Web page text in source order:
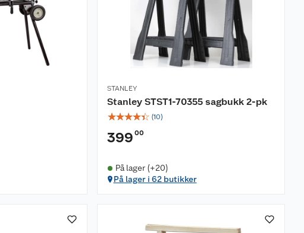
STANLEY
Stanley STST1-70355 sagbukk 2-pk
☆☆☆☆☆ (10)
399 00
På lager (+20)
På lager i 62 butikker